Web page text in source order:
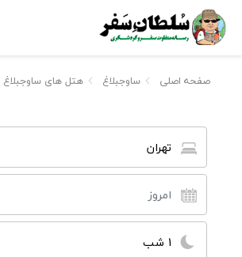
صفحه اصلی ساوجبلاغ هتل های ساوجبلاغ
تهران
1 شب